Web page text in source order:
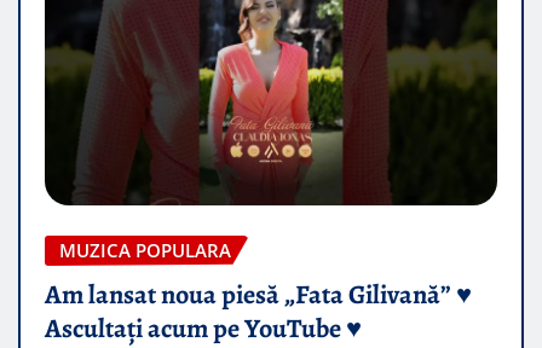
MUZICA POPULARA
Am lansat noua piesă „Fata Gilivană” ♥️
Ascultați acum pe YouTube ♥️